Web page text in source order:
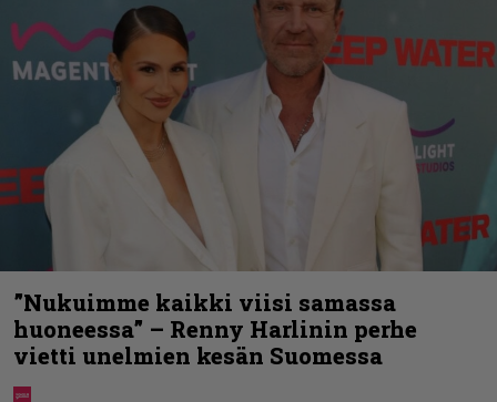
”Nukuimme kaikki viisi samassa
huoneessa” – Renny Harlinin perhe
vietti unelmien kesän Suomessa